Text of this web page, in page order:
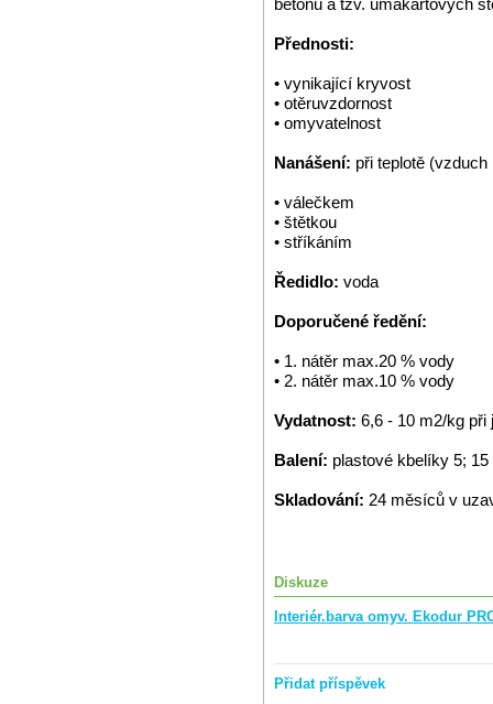
betonu a tzv. umakartových
Přednosti:
• vynikající kryvost
• otěruvzdornost
• omyvatelnost
Nanášení: při teplotě
• válečkem
• štětkou
• stříkáním
Ředidlo: voda
Doporučené ředění:
• 1. nátěr max.20 % vody
• 2. nátěr max.10 % vody
Vydatnost: 6,6 - 10 m2/kg při
Balení: plastové kbelíky 5; 15
Skladování: 24 měsíců v
Diskuze
Interiér.barva omyv. Ekodur
Přidat příspěvek